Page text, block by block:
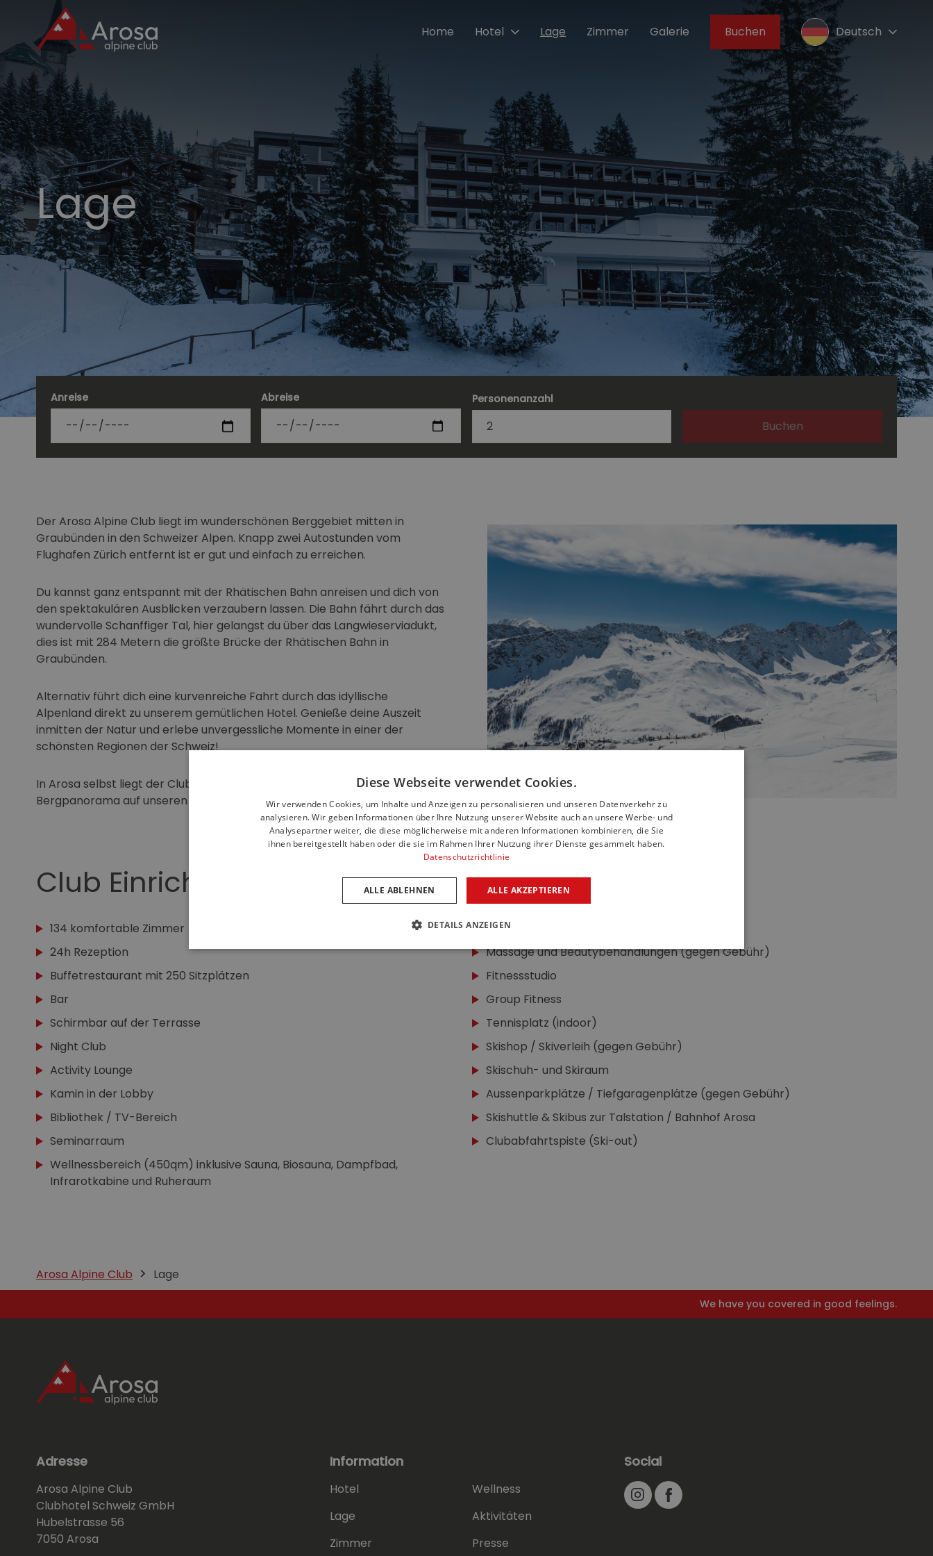
Home
Hotel Lage Zimmer Galerie Buchen Deutsch
Lage
Anreise Abreise Personenanzahl
Buchen
Der Arosa Alpine Club liegt im wunderschönen Berggebiet mitten in
Graubünden in den Schweizer Alpen. Knapp zwei Autostunden vom
Flughafen Zürich entfernt ist er gut und einfach zu erreichen.
Du kannst ganz entspannt mit der Rhätischen Bahn anreisen und dich von
den spektakulären Ausblicken verzaubern lassen. Die Bahn fährt durch das
wundervolle Schanffiger Tal, hier gelangst du über das Langwieserviadukt,
dies ist mit 284 Metern die größte Brücke der Rhätischen Bahn in
Graubünden.
Alternativ führt dich eine kurvenreiche Fahrt durch das idyllische
Alpenland direkt zu unserem gemütlichen Hotel. Genieße deine Auszeit
inmitten der Natur und erlebe unvergessliche Momente in einer der
schönsten Regionen der Schweiz!
In Arosa selbst liegt der Club ruhig gelegen mit einem atemberaubenden
Bergpanorama auf unseren Heimberg das Schiesshorn.
Club Einrichtung
134 komfortable Zimmer
24h Rezeption
Buffetrestaurant mit 250 Sitzplätzen
Bar
Schirmbar auf der Terrasse
Night Club
Activity Lounge
Kamin in der Lobby
Bibliothek / TV-Bereich
Seminarraum
Wellnessbereich (450qm) inklusive Sauna, Biosauna, Dampfbad,
Infrarotkabine und Ruheraum
Indoorpool (beheizt)
Massage und Beautybehandlungen (gegen Gebühr)
Fitnessstudio
Group Fitness
Tennisplatz (indoor)
Skishop / Skiverleih (gegen Gebühr)
Skischuh- und Skiraum
Aussenparkplätze / Tiefgaragenplätze (gegen Gebühr)
Skishuttle & Skibus zur Talstation / Bahnhof Arosa
Clubabfahrtspiste (Ski-out)
Arosa Alpine Club Lage
We have you covered in good feelings.
Adresse
Arosa Alpine Club
Clubhotel Schweiz GmbH
Hubelstrasse 56
7050 Arosa
Information
Hotel
Lage
Zimmer
Wellness
Aktivitäten
Presse
Social
Instagram
Facebook
Diese Webseite verwendet Cookies.
Wir verwenden Cookies, um Inhalte und Anzeigen zu personalisieren und unseren Datenverkehr zu
analysieren. Wir geben Informationen über Ihre Nutzung unserer Website auch an unsere Werbe- und
Analysepartner weiter, die diese möglicherweise mit anderen Informationen kombinieren, die Sie
ihnen bereitgestellt haben oder die sie im Rahmen Ihrer Nutzung ihrer Dienste gesammelt haben.
Datenschutzrichtlinie
ALLE AKZEPTIEREN
ALLE ABLEHNEN
DETAILS ANZEIGEN